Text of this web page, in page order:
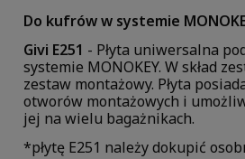
Do kufrów w systemie
Givi E251 - Płyta uniwersalna
systemie MONOKEY. W skład
zestaw montażowy. Płyta
otworów montażowych i
jej na wielu bagażnikach.
*płytę E251 należy dokupić